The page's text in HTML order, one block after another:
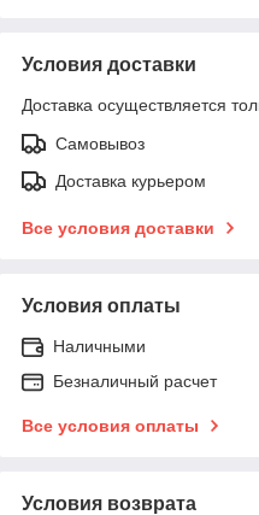
Условия доставки
Доставка осуществляется
Самовывоз
Доставка курьером
Все условия доставки
Условия оплаты
Наличными
Безналичный расчет
Все условия оплаты
Условия возврата